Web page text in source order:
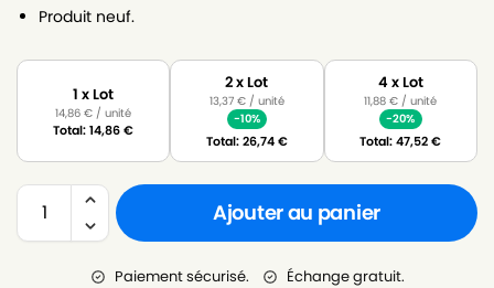
Produit neuf.
1 x Lot
14,86€ / unité
Total:14,86€
2 x Lot
13,37 €/ unité
-10%
Total:26,74€
4 x Lot
11,88€ / unité
-20%
Total:47,52€
Ajouter au panier
Paiement sécurisé. Échange gratuit.